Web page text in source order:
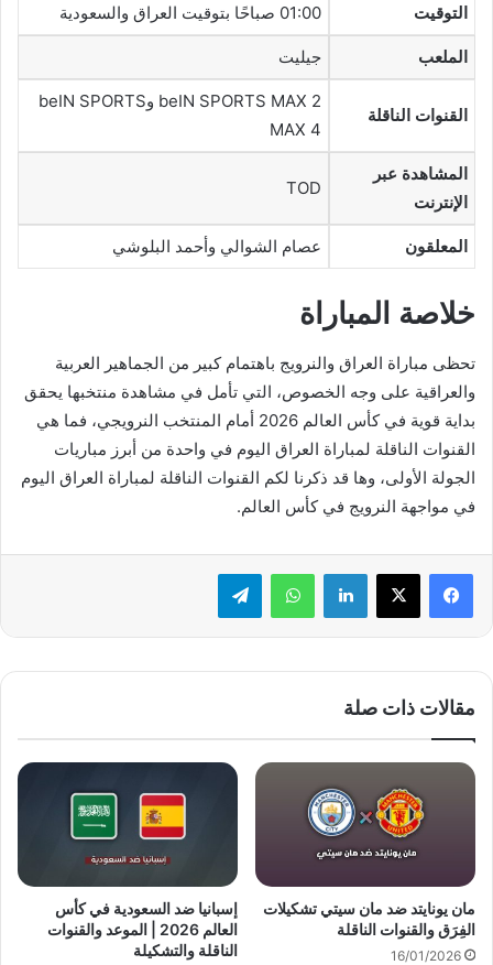
التوقيت 01:00 صباحًا بتوقيت العراق والسعودية
الملعب جيليت
القنوات الناقلة
beIN SPORTS MAX 2 وbeIN SPORTS
MAX 4
المشاهدة عبر
الإنترنت
TOD
المعلقون عصام الشوالي وأحمد البلوشي
خلاصة المباراة
تحظى مباراة العراق والنرويج باهتمام كبير من الجماهير العربية
والعراقية على وجه الخصوص، التي تأمل في مشاهدة منتخبها يحقق
بداية قوية في كأس العالم 2026 أمام المنتخب النرويجي، فما هي
القنوات الناقلة لمباراة العراق اليوم في واحدة من أبرز مباريات
الجولة الأولى، وها قد ذكرنا لكم القنوات الناقلة لمباراة العراق اليوم
في مواجهة النرويج في كأس العالم.
لينكدإن واتساب تيلقرام
مقالات ذات صلة
مان يونايتد ضد مان سيتي تشكيلات
الفِرَق والقنوات الناقلة
16/01/2026
إسبانيا ضد السعودية في كأس
العالم 2026 | الموعد والقنوات
الناقلة والتشكيلة